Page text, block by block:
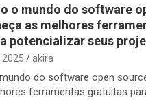
o mundo do software
as melhores
potencializar seus
akira
do software open
ferramentas gratuitas